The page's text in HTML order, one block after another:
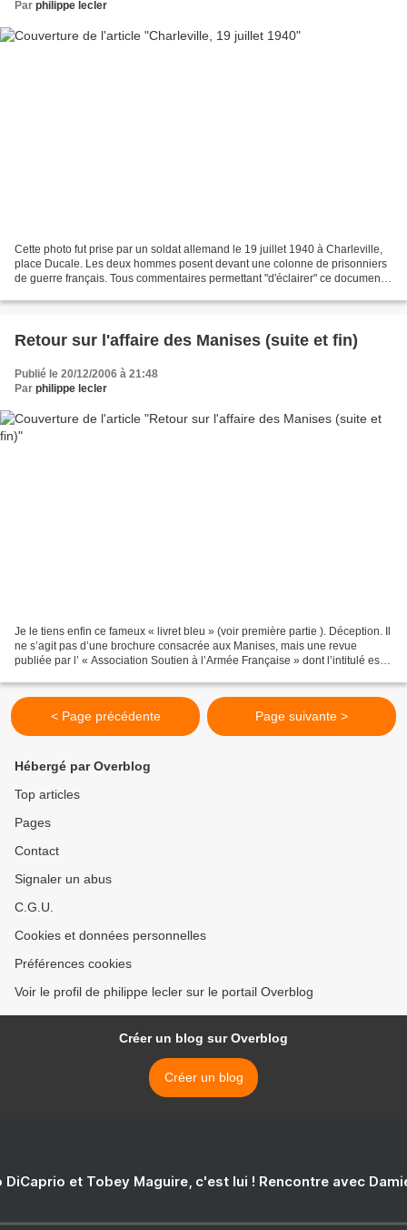
Par philippe lecler
Cette photo fut prise par un soldat allemand le 19 juillet 1940 à Charleville,
place Ducale. Les deux hommes posent devant une colonne de prisonniers
de guerre français. Tous commentaires permettant "d'éclairer" ce document
Retour sur l'affaire des Manises (suite et fin)
Publié le 20/12/2006 à 21:48
Par philippe lecler
Je le tiens enfin ce fameux « livret bleu » (voir première partie ). Déception. Il
ne s’agit pas d’une brochure consacrée aux Manises, mais une revue
publiée par l’ « Association Soutien à l’Armée Française » dont l’intitulé est «
< Page précédente Page suivante >
Hébergé par Overblog
Top articles
Pages
Contact
Signaler un abus
C.G.U.
Cookies et données personnelles
Préférences cookies
Voir le profil de philippe lecler sur le portail Overblog
Créer un blog sur Overblog
Créer un blog
DiCaprio et Tobey Maguire, c'est lui ! Rencontre avec